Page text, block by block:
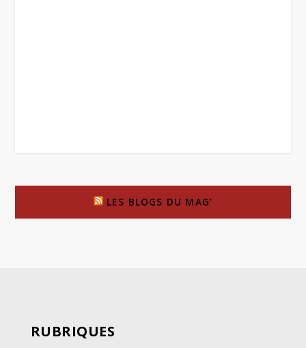
LES BLOGS DU MAG’
RUBRIQUES